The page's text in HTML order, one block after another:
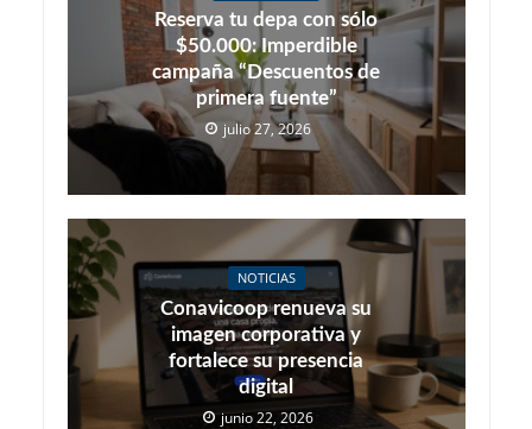
Reserva tu depa con sólo
$50.000: Imperdible
campaña “Descuentos de
primera fuente”
julio 27, 2026
NOTICIAS
Conavicoop renueva su
imagen corporativa y
fortalece su presencia
digital
junio 22, 2026